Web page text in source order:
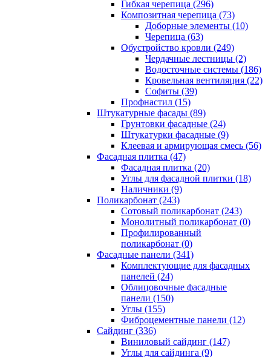
Гибкая черепица (296)
Композитная черепица (73)
Доборные элементы (10)
Черепица (63)
Обустройство кровли (249)
Чердачные лестницы (2)
Водосточные системы (186)
Кровельная вентиляция (22)
Cофиты (39)
Профнастил (15)
Штукатурные фасады (89)
Грунтовки фасадные (24)
Штукатурки фасадные (9)
Клеевая и армирующая смесь (56)
Фасадная плитка (47)
Фасадная плитка (20)
Углы для фасадной плитки (18)
Наличники (9)
Поликарбонат (243)
Сотовый поликарбонат (243)
Монолитный поликарбонат (0)
Профилированный
поликарбонат (0)
Фасадные панели (341)
Комплектующие для фасадных
панелей (24)
Облицовочные фасадные
панели (150)
Углы (155)
Фиброцементные панели (12)
Сайдинг (336)
Виниловый сайдинг (147)
Углы для сайдинга (9)